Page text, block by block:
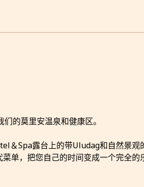
的莫里安温泉和健康区。
＆Spa露台上的带Uludag和自然景观
单，把您自己的时间变成一个完全的